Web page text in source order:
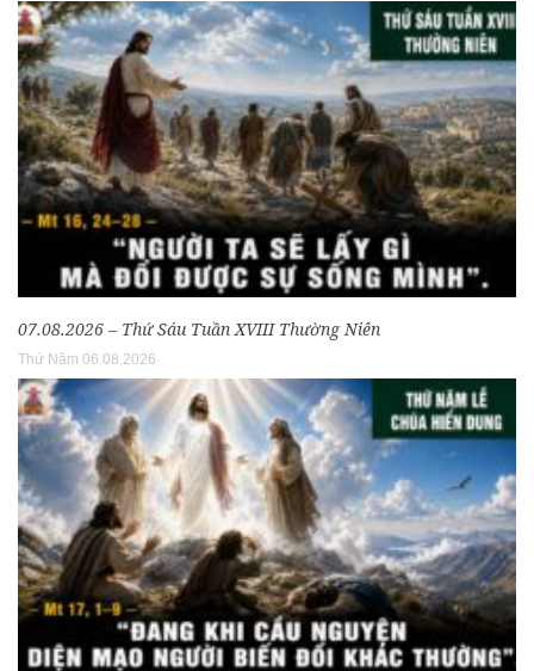
07.08.2026 – Thứ Sáu Tuần XVIII Thường Niên
Thứ Năm 06.08.2026